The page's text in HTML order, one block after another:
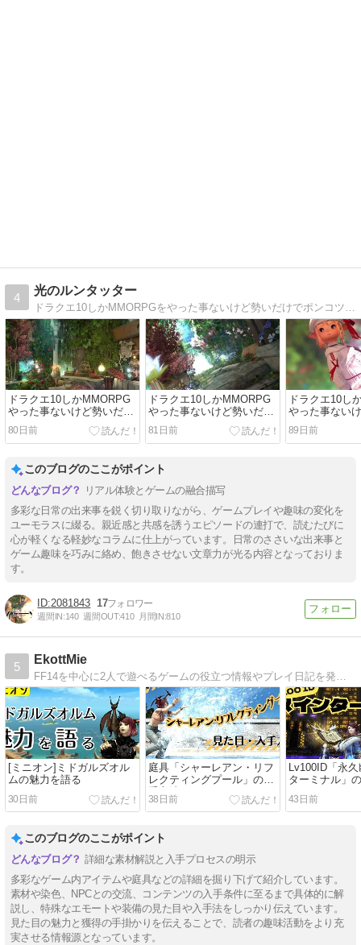
4
光のルンタッター
ドラクエ10しかMMORPG
やった事ないけど勢いだけ
でＦＦ１４をやる日記
（523）
80日前
ドラクエ10しかMMORPG
やった事ないけど勢いだけ
でＦＦ１４をやる日記
（522）
81日前
ドラクエ10し
やった事ない
でＦＦ１４を
（521）
89日前
このブログのここがポイント
リアル体験とゲームの融合描写
多彩な日常の出来事を鋭く切り取りながら、ゲームプレイや趣味の変化を
ユーモラスに綴る。親近感と共感を誘うエピソードの連打で、読むたびに
心が軽くなる軽妙なコラムに仕上がっています。日常のささいな出来事と
ゲーム趣味を巧みに絡め、飽きさせない文章力が光る内容となっておりま
す。
2081843 17
週間IN:140 週間OUT:410 月間IN:810
5
EkottMie
[ミニオン]ミドガルズオル
ムの魅力を語る
30日前
庭具「シャーレアン・リフ
レクティングプール」の入
手方法
38日前
Lv100ID「永
ターミナル」
43日前
このブログのここがポイント
詳細な素材解説と入手プロセスの明示
多彩なゲーム内アイテムや庭具などの詳細を掘り下げて紹介しています。
素材や染色、NPCとの交流、コンテンツの入手条件に至るまで具体的に解
説し、特殊なエモートや装備の見た目や入手法をしっかり伝えています。
見た目の魅力と獲得の手掛かりを伝えることで、読者の趣味活動をより充
実させる情報源となっています。